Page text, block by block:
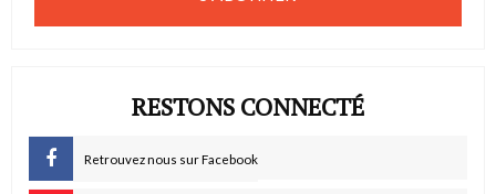
RESTONS CONNECTÉ
Retrouvez nous sur Facebook